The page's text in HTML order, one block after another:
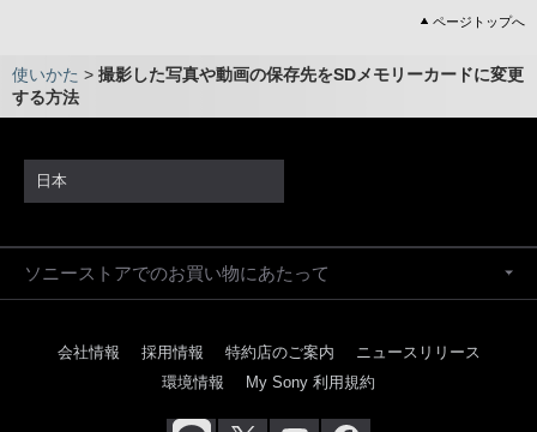
ページトップへ
使いかた > 撮影した写真や動画の保存先をSDメモリーカードに変更
する方法
日本
ソニーストアでのお買い物にあたって
会社情報 採用情報 特約店のご案内
ニュースリリース
環境情報
My Sony 利用規約